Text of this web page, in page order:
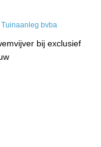
bij exclusief